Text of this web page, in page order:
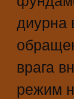
диурна
врага
режим